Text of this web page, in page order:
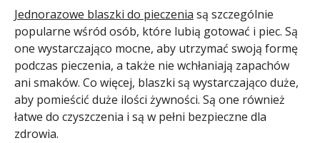
Jednorazowe blaszki do pieczenia są szczególnie
popularne wśród osób, które lubią gotować i piec. Są
one wystarczająco mocne, aby utrzymać swoją formę
podczas pieczenia, a także nie wchłaniają zapachów
ani smaków. Co więcej, blaszki są wystarczająco duże,
aby pomieścić duże ilości żywności. Są one również
łatwe do czyszczenia i są w pełni bezpieczne dla
zdrowia.